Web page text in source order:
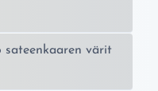
värit